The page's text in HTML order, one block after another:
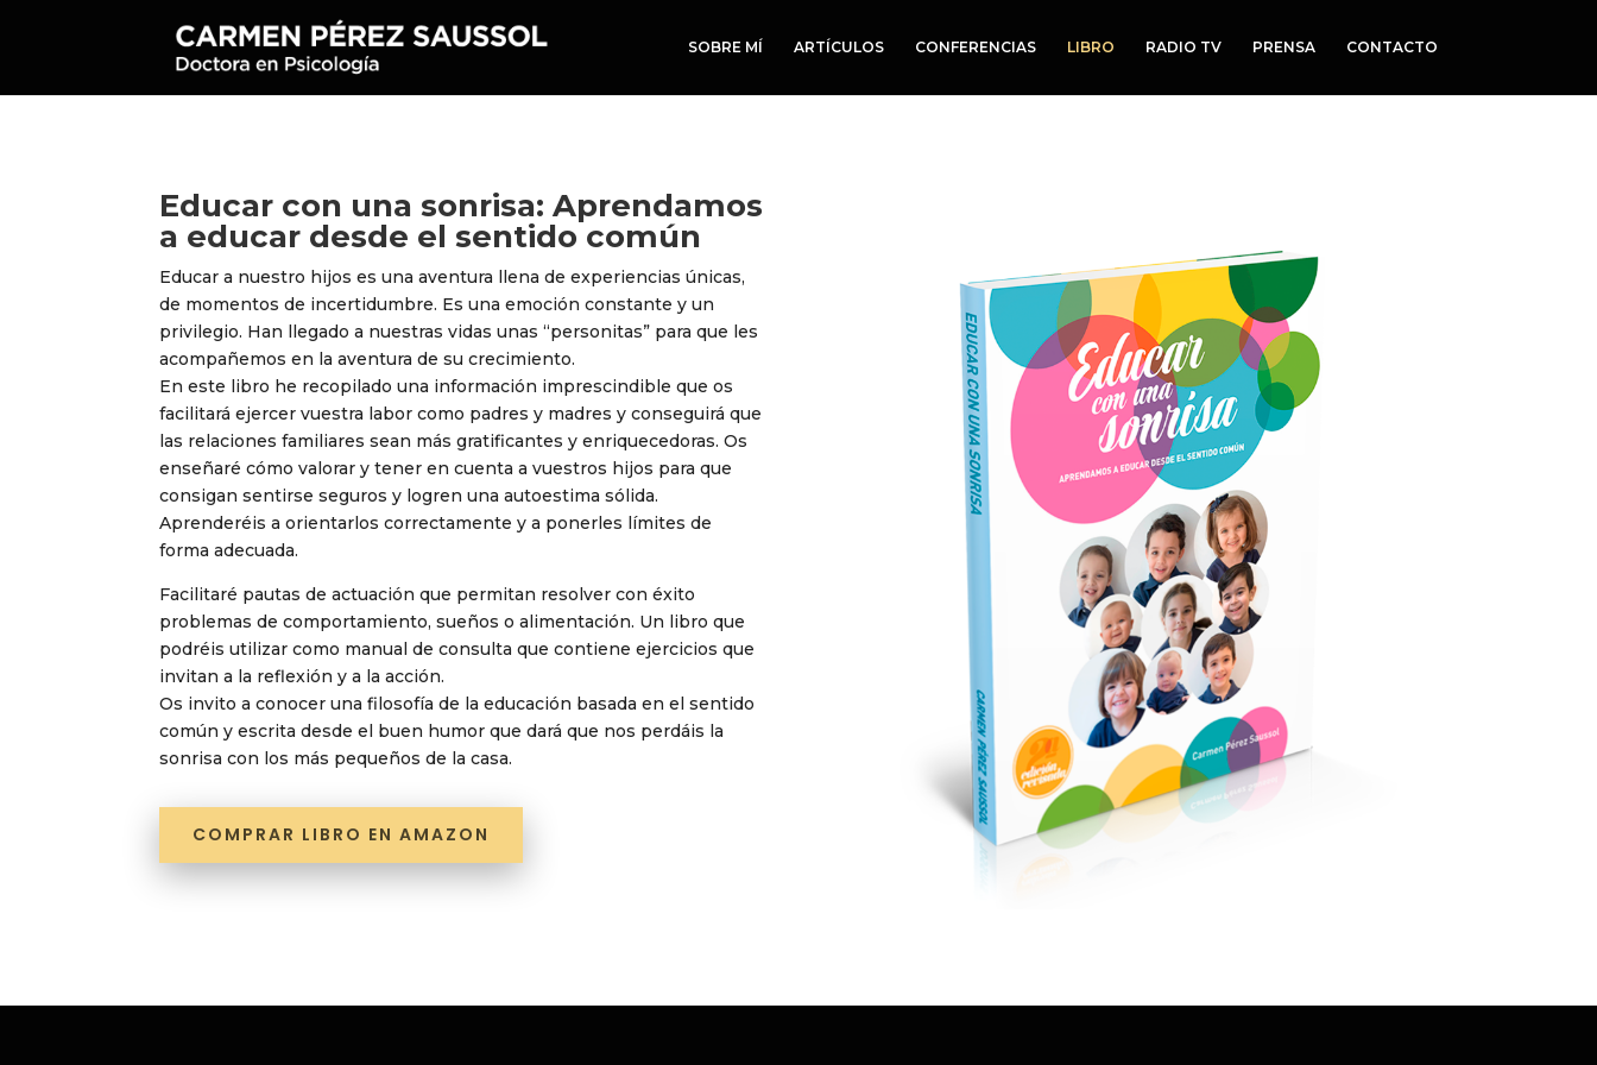
SOBRE MÍ ARTÍCULOS CONFERENCIAS LIBRO RADIO TV PRENSA CONTACTO
Educar con una sonrisa: Aprendamos
a educar desde el sentido común
Educar a nuestro hijos es una aventura llena de experiencias únicas,
de momentos de incertidumbre. Es una emoción constante y un
privilegio. Han llegado a nuestras vidas unas “personitas” para que les
acompañemos en la aventura de su crecimiento.
En este libro he recopilado una información imprescindible que os
facilitará ejercer vuestra labor como padres y madres y conseguirá que
las relaciones familiares sean más gratificantes y enriquecedoras. Os
enseñaré cómo valorar y tener en cuenta a vuestros hijos para que
consigan sentirse seguros y logren una autoestima sólida.
Aprenderéis a orientarlos correctamente y a ponerles límites de
forma adecuada.
Facilitaré pautas de actuación que permitan resolver con éxito
problemas de comportamiento, sueños o alimentación. Un libro que
podréis utilizar como manual de consulta que contiene ejercicios que
invitan a la reflexión y a la acción.
Os invito a conocer una filosofía de la educación basada en el sentido
común y escrita desde el buen humor que dará que nos perdáis la
sonrisa con los más pequeños de la casa.
COMPRAR LIBRO EN AMAZON